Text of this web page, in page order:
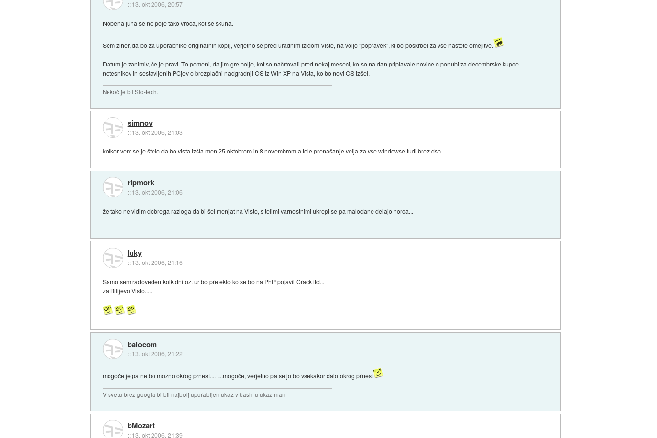
:: 13. okt 2006, 20:57
Nobena juha se ne poje tako vroča, kot se skuha.
Sem ziher, da bo za uporabnike originalnih kopij, verjetno še pred uradnim izidom Viste, na voljo "popravek", ki bo poskrbel za vse naštete omejitve.
Datum je zanimiv, če je pravi. To pomeni, da jim gre bolje, kot so načrtovali pred nekaj meseci, ko so na dan priplavale novice o ponubi za decembrske kupce
notesnikov in sestavljenih PCjev o brezplačni nadgradnji OS iz Win XP na Vista, ko bo novi OS izšel.
Nekoč je bil Slo-tech.
simnov
:: 13. okt 2006, 21:03
kolkor vem se je štelo da bo vista izšla men 25 oktobrom in 8 novembrom a tole prenašanje velja za vse windowse tudi brez dsp
ripmork
:: 13. okt 2006, 21:06
že tako ne vidim dobrega razloga da bi šel menjat na Visto, s telimi varnostnimi ukrepi se pa malodane delajo norca...
luky
:: 13. okt 2006, 21:16
Samo sem radoveden kolk dni oz. ur bo preteklo ko se bo na PhP pojavil Crack itd...
za Bilijevo Visto.....
balocom
:: 13. okt 2006, 21:22
mogoče je pa ne bo možno okrog prnest.... ....mogoče, verjetno pa se jo bo vsekakor dalo okrog prnest
V svetu brez googla bi bil najbolj uporabljen ukaz v bash-u ukaz man
bMozart
:: 13. okt 2006, 21:39